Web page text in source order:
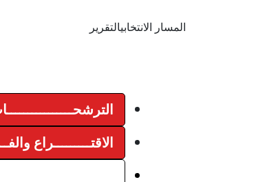
المسار الانتخابيالتقرير
الاقتـــــــــراع